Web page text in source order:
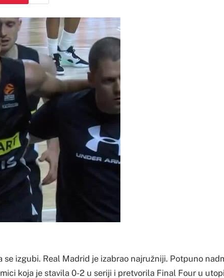
se izgubi. Real Madrid je izabrao najružniji. Potpuno
koja je stavila 0-2 u seriji i pretvorila Final Four u